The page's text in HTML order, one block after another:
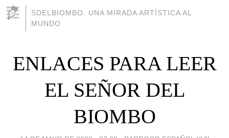
SDELBIOMBO. UNA MIRADA ARTÍSTICA AL
MUNDO
ENLACES PARA LEER
EL SEÑOR DEL
BIOMBO